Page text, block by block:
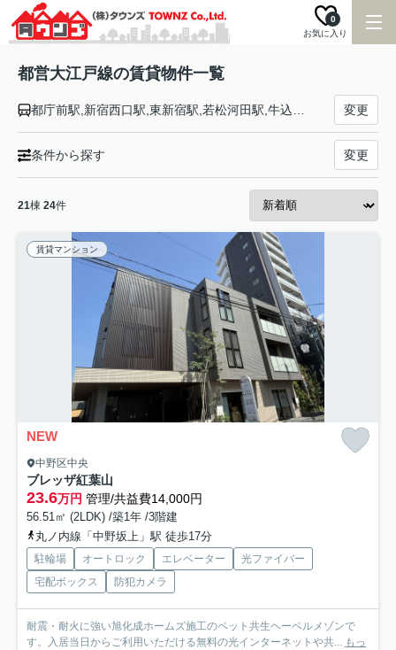
お気に入り
0
都営大江戸線の賃貸物件一覧
変更
条件から探す 変更
21棟 24件
賃貸マンション
NEW
中野区中央
ブレッザ紅葉山
23.6万円 管理/共益費14,000円
56.51㎡ (2LDK) /築1年 /3階建
丸ノ内線「中野坂上」駅 徒歩17分
駐輪場 オートロック エレベーター
光ファイバー
宅配ボックス
防犯カメラ
耐震・耐火に強い旭化成ホームズ施工のペット共生ヘーベルメゾンで
す。入居当日からご利用いただける無料の光インターネットや共... もっ